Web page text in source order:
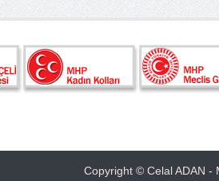
Copyright © Celal ADAN -